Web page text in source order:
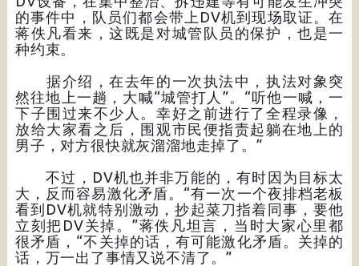
的事件中，队员们都会带上DV机到现场取证。在
蒋佚凡看来，这既是对城管队员的保护，也是一
种约束。
据介绍，在去年的一次执法中，执法对象突
然往地上一趟，大喊“城管打人”。“听他一喊，一
下子围过来不少人。幸好之前进行了全程录像，
放给大家看之后，围观市民便指责起躺在地上的
男子，对方很快就灰溜溜地走掉了。”
不过，DV机也并非万能的，有时因为目标太
大，反而容易激化矛盾。“有一次一个夜排档老板
看到DV机就特别激动，抄起菜刀指着同事，要他
立刻把DV关掉。”蒋佚凡坦言，当时大家心里都
很矛盾，“不关掉的话，有可能激化矛盾。关掉的
话，万一出了事情又说不清了。”